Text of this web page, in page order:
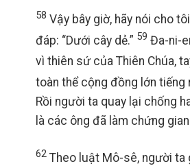
58 Vậy bây giờ, hãy nói cho
đáp: “Dưới cây dẻ.” 59 Đa-ni-
vì thiên sứ của Thiên Chúa,
toàn thể cộng đồng lớn
Rồi người ta quay lại chống
là các ông đã làm chứng
62 Theo luật Mô-sê, người ta